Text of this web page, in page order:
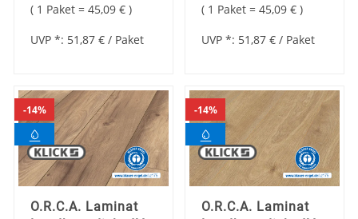
1 Paket = 45,09 €
UVP *: 51,87 € / Paket
1 Paket = 45,09 €
UVP *: 51,87 € / Paket
14%
O.R.C.A. Laminat
14%
O.R.C.A. Laminat